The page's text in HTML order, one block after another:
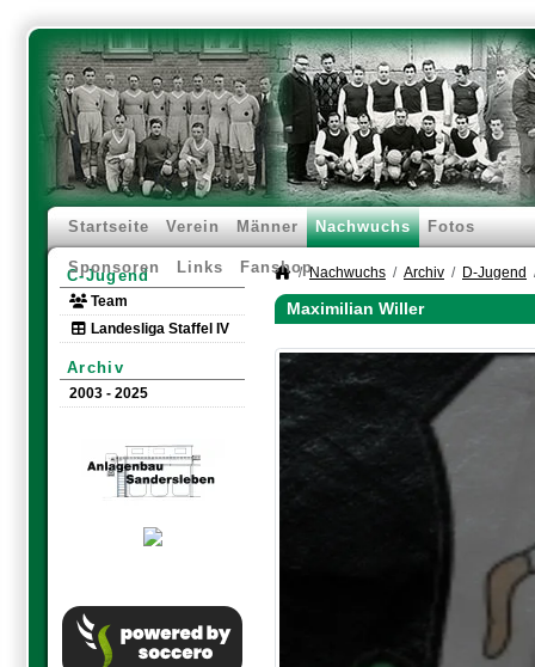
Startseite Verein Männer Nachwuchs Fotos
Sponsoren Links Fanshop
C-Jugend
Team
Landesliga Staffel IV
Archiv
2003 - 2025
Nachwuchs Archiv D-Jugend
Maximilian Willer